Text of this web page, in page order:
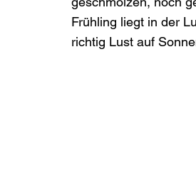
Frühling liegt in der
richtig Lust auf